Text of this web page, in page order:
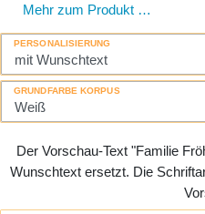
Mehr zum Produkt …
PERSONALISIERUNG
GRUNDFARBE KORPUS
Der Vorschau-Text "Familie
Wunschtext ersetzt. Die